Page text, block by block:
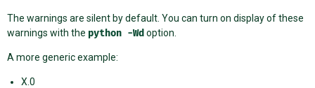
The warnings are silent by default. You can turn on display of these
warnings with the python -Wd option.
A more generic example:
X.0